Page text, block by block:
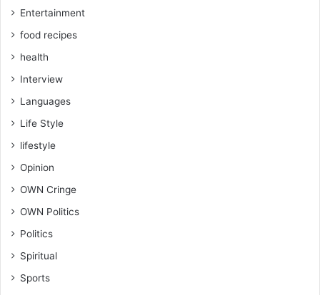
Entertainment
food recipes
health
Interview
Languages
Life Style
lifestyle
Opinion
OWN Cringe
OWN Politics
Politics
Spiritual
Sports